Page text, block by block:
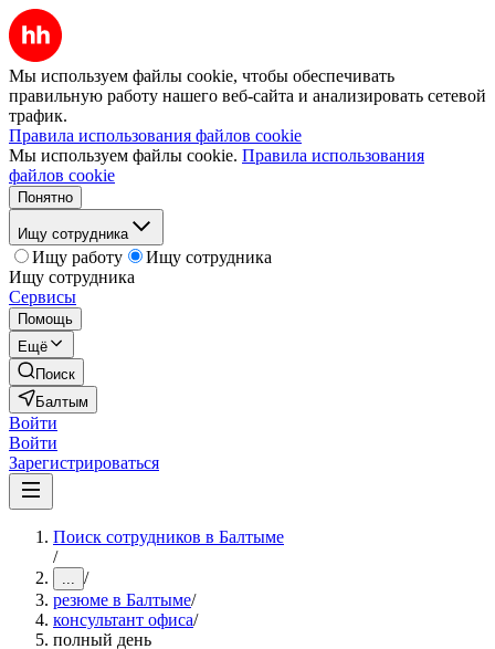
Мы используем файлы cookie, чтобы обеспечивать
правильную работу нашего веб-сайта и анализировать сетевой
трафик.
Правила использования файлов cookie
Мы используем файлы cookie. Правила использования
файлов cookie
Понятно
Ищу сотрудника
Ищу работу
Ищу сотрудника
Ищу сотрудника
Сервисы
Помощь
Ещё
Поиск
Балтым
Войти
Войти
Зарегистрироваться
Поиск сотрудников в Балтыме
/
... /
резюме в Балтыме/
консультант офиса/
полный день